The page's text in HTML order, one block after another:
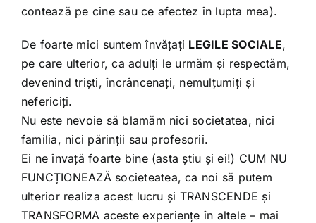
contează pe cine sau ce afectez în lupta mea).
De foarte mici suntem învățați LEGILE SOCIALE,
pe care ulterior, ca adulți le urmăm și respectăm,
devenind triști, încrâncenați, nemulțumiți și
nefericiți.
Nu este nevoie să blamăm nici societatea, nici
familia, nici părinții sau profesorii.
Ei ne învață foarte bine (asta știu și ei!) CUM NU
FUNCȚIONEAZĂ societeatea, ca noi să putem
ulterior realiza acest lucru și TRANSCENDE și
TRANSFORMA aceste experiențe în altele – mai